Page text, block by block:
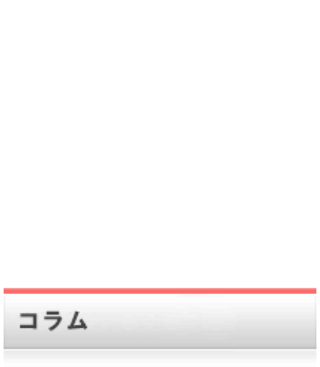
を持ち、毎日の食事療法を取り組むことで、糖尿病の
悪化をふせぎ、健康的な体を維持していくことができ
ます。